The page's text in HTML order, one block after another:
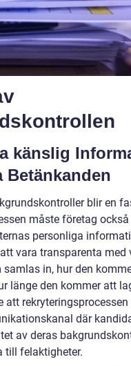
känslig
Betänkanden
blir en
måste företag
personliga
vara transparenta med
in, hur den
länge den kommer att
att
där
av deras
till felaktigheter.